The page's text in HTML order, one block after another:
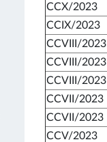
CCX/2023
CCIX/2023
CCVIII/2023
CCVIII/2023
CCVIII/2023
CCVII/2023
CCVII/2023
CCV/2023